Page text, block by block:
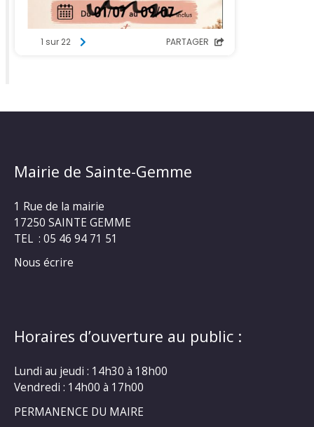
Mairie de Sainte-Gemme
1 Rue de la mairie
17250 SAINTE GEMME
TEL : 05 46 94 71 51
Nous écrire
Horaires d’ouverture au public :
Lundi au jeudi : 14h30 à 18h00
Vendredi : 14h00 à 17h00
PERMANENCE DU MAIRE